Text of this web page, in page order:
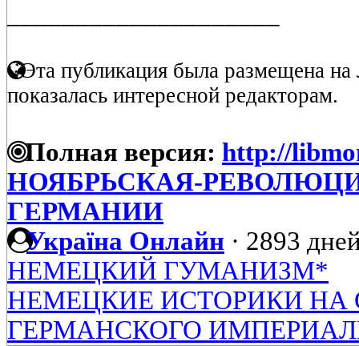
Эта публикация была размещена на
показалась интересной редакторам.
Полная версия: http://
НОЯБРЬСКАЯ-
ГЕРМАНИИ
Україна Онлайн · 2893
НЕМЕЦКИЙ ГУМАНИЗМ*
НЕМЕЦКИЕ ИСТОРИКИ НА
ГЕРМАНСКОГО